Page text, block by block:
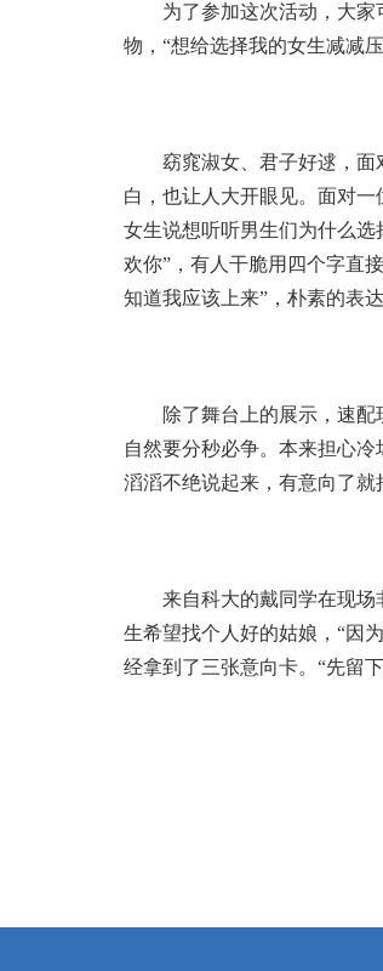
为了参加这次活动，大
物，“想给选择我的女生减减
窈窕淑女、君子好逑，
白，也让人大开眼见。面对
女生说想听听男生们为什么
欢你”，有人干脆用四个字直
知道我应该上来”，朴素的表
除了舞台上的展示，速
自然要分秒必争。本来担心
滔滔不绝说起来，有意向了就
来自科大的戴同学在现
生希望找个人好的姑娘，“因
经拿到了三张意向卡。“先留
新安晚